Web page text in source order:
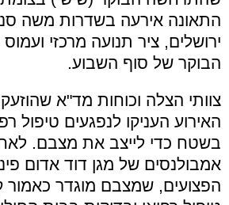
התאונה אירעה בשדרות משה
ירושלים, ציר תנועה מרכזי
הבוקר של סוף השבוע.
צוותי הצלה וכוחות מד"א
האירוע העניקו לנפגעים טיפול
בשטח כדי לייצב את מצבם.
אמבולנסים של מגן דוד אדום
הפצועים, שמצבם מוגדר